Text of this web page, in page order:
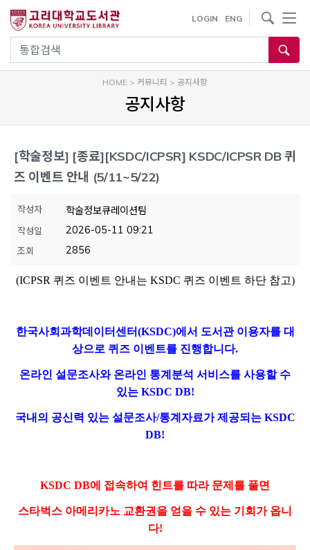
건
기
통합검색
LOGIN ENG
사이트내 검색
HOME > 커뮤니티 > 공지사항
공지사항
[학술정보] [종료][KSDC/ICPSR] KSDC/ICPSR DB 퀴
즈 이벤트 안내 (5/11~5/22)
작성자 학술정보큐레이션팀
작성일 2026-05-11 09:21
조회 2856
(ICPSR 퀴즈 이벤트 안내는 KSDC 퀴즈 이벤트 하단 참고)
한국사회과학데이터센터(KSDC)에서 도서관 이용자를 대
상으로 퀴즈 이벤트를 진행합니다.
온라인 설문조사와 온라인 통계분석 서비스를 사용할 수
있는 KSDC DB!
국내의 공신력 있는 설문조사/통계자료가 제공되는 KSDC
DB!
KSDC DB에 접속하여 힌트를 따라 문제를 풀면
스타벅스 아메리카노 교환권을 얻을 수 있는 기회가 옵니
다!